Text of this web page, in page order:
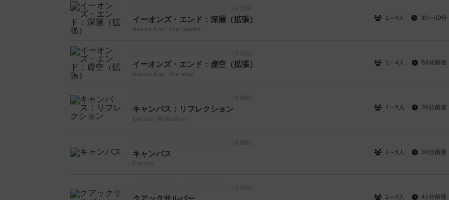
イーオンズ・エンド：深層（拡張）
Aeon's End: The Depths
1～4人 30～60分
イーオンズ・エンド：虚空（拡張）
Aeon's End: The Void
1～4人 60分前後
キャンバス：リフレクション
Canvas: Reflections
1～5人 30分前後
キャンバス
Canvas
1～5人 30分前後
2～4人 45分前後